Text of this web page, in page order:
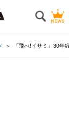
『飛べ!イサミ』30